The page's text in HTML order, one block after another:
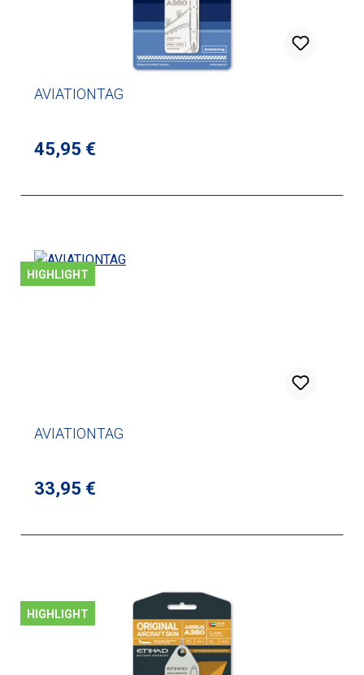
AVIATIONTAG
Regulärer Preis:
45,95 €
HIGHLIGHT
AVIATIONTAG
Regulärer Preis:
33,95 €
HIGHLIGHT